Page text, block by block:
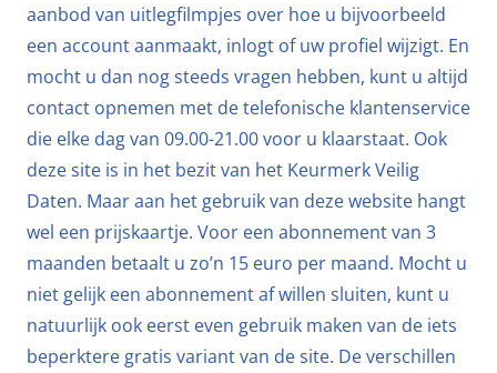
aanbod van uitlegfilmpjes over hoe u bijvoorbeeld
een account aanmaakt, inlogt of uw profiel wijzigt. En
mocht u dan nog steeds vragen hebben, kunt u altijd
contact opnemen met de telefonische klantenservice
die elke dag van 09.00-21.00 voor u klaarstaat. Ook
deze site is in het bezit van het Keurmerk Veilig
Daten. Maar aan het gebruik van deze website hangt
wel een prijskaartje. Voor een abonnement van 3
maanden betaalt u zo’n 15 euro per maand. Mocht u
niet gelijk een abonnement af willen sluiten, kunt u
natuurlijk ook eerst even gebruik maken van de iets
beperktere gratis variant van de site. De verschillen